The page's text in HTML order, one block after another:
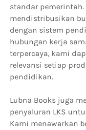
standar
mendistribusikan
dengan sistem
hubungan kerja
terpercaya, kami
relevansi setiap
pendidikan.
Lubna Books juga
penyaluran LKS
Kami menawarkan